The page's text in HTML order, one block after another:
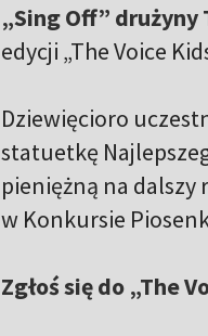
„Sing Off” drużyny
edycji „The Voice
Dziewięcioro
statuetkę
pieniężną na
w Konkursie
Zgłoś się do „The